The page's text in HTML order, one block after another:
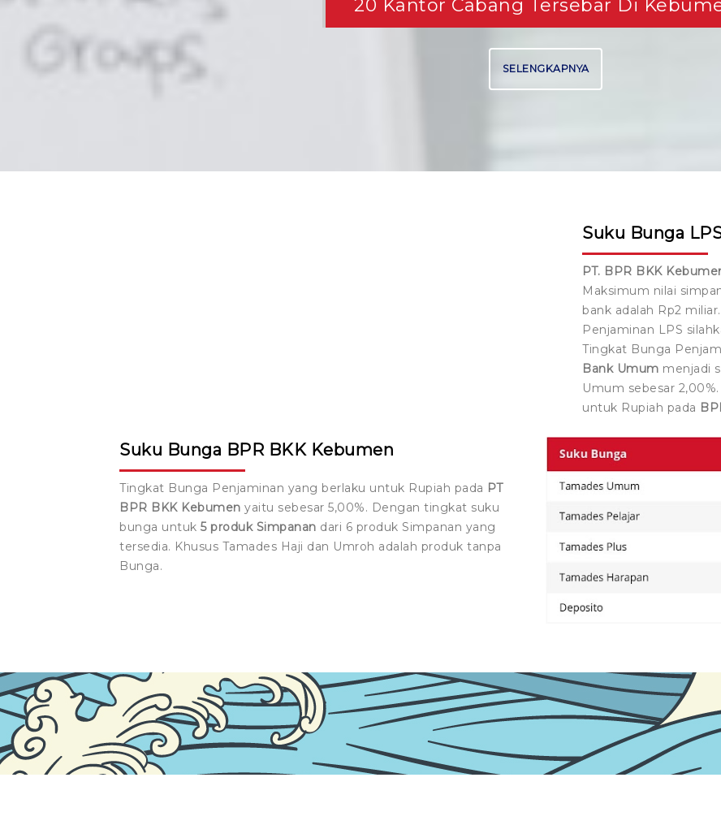
20 Kantor Cabang Tersebar Di
SELENGKAPNYA
Suku Bunga
PT. BPR BKK
Maksimum nilai
bank adalah Rp2
Penjaminan LPS
Tingkat Bunga
Bank Umum menjadi
Umum sebesar
untuk Rupiah pada
Suku Bunga BPR BKK Kebumen
Tingkat Bunga Penjaminan yang berlaku untuk Rupiah pada PT
BPR BKK Kebumen yaitu sebesar 5,00%. Dengan tingkat suku
bunga untuk 5 produk Simpanan dari 6 produk Simpanan yang
tersedia. Khusus Tamades Haji dan Umroh adalah produk tanpa
Bunga.